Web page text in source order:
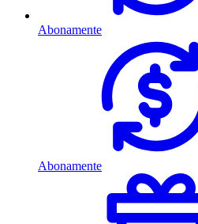
Abonamente
Abonamente